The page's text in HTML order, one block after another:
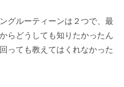
グルーティーンは２つで、最
らどうしても知りたかったん
っても教えてはくれなかった